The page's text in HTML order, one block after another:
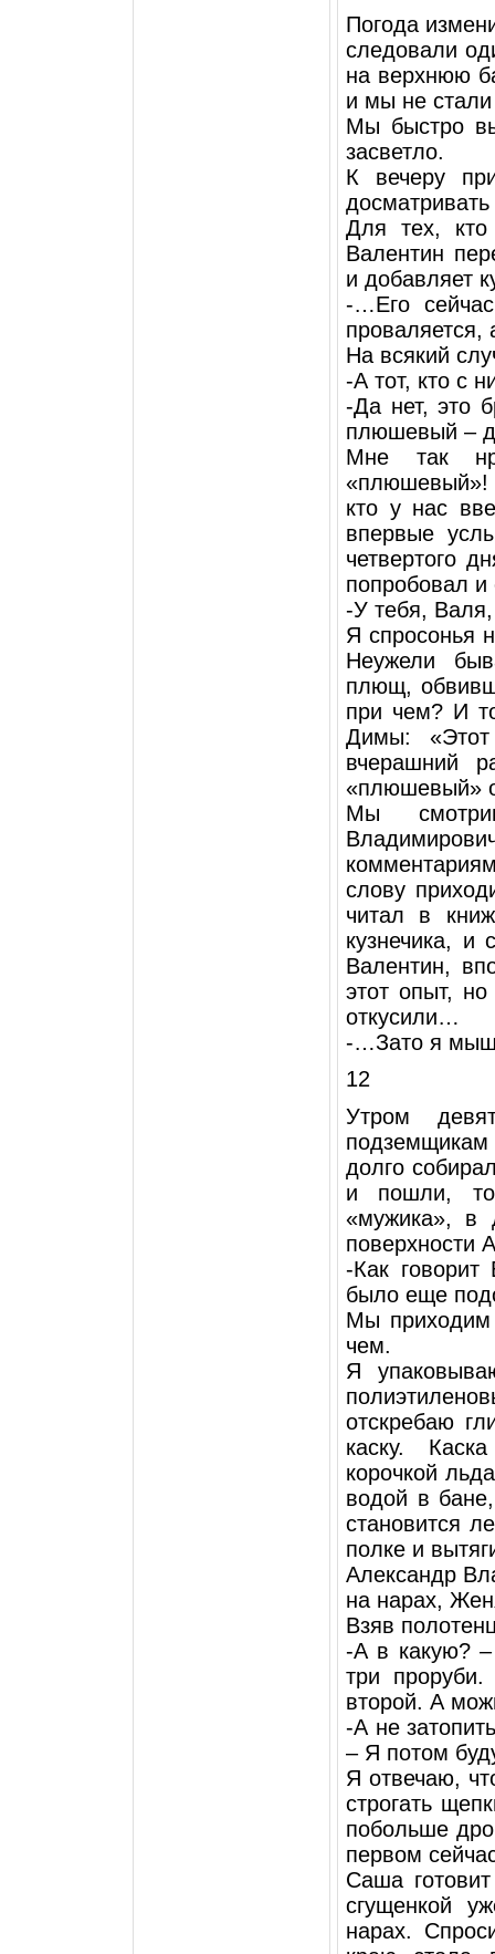
Погода
следовали
на верхнюю
и мы не
Мы быстро
засветло.
К вечеру
Для тех,
Валентин
и добавляет
-…Его
проваляется,
На всякий
-А тот, кто с
-Да нет, это
плюшевый –
Мне так
«плюшевый»!
кто у нас
впервые
четвертого
попробовал и
-У тебя,
Я спросонья
Неужели
плющ,
при чем? И
Димы:
вчерашний
«плюшевый»
Мы
слову
читал в
кузнечика, и
Валентин,
этот опыт, но
откусили…
-…Зато я
12
Утром
долго
и пошли, то
«мужика», в
поверхности
-Как
было еще
Мы приходим
чем.
Я
отскребаю
каску.
корочкой
водой в
становится
полке и
Александр
на нарах,
Взяв
-А в какую? –
три
второй. А
-А не
– Я потом
Я отвечаю,
строгать
побольше
первом
Саша
сгущенкой
нарах.